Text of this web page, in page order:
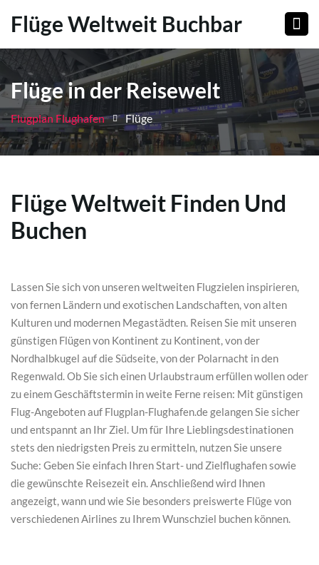
Flüge Weltweit Buchbar
Flüge in der Reisewelt
Flugplan Flughafen Flüge
Flüge Weltweit Finden Und
Buchen
Lassen Sie sich von unseren weltweiten Flugzielen inspirieren,
von fernen Ländern und exotischen Landschaften, von alten
Kulturen und modernen Megastädten. Reisen Sie mit unseren
günstigen Flügen von Kontinent zu Kontinent, von der
Nordhalbkugel auf die Südseite, von der Polarnacht in den
Regenwald. Ob Sie sich einen Urlaubstraum erfüllen wollen oder
zu einem Geschäftstermin in weite Ferne reisen: Mit günstigen
Flug-Angeboten auf Flugplan-Flughafen.de gelangen Sie sicher
und entspannt an Ihr Ziel. Um für Ihre Lieblingsdestinationen
stets den niedrigsten Preis zu ermitteln, nutzen Sie unsere
Suche: Geben Sie einfach Ihren Start- und Zielflughafen sowie
die gewünschte Reisezeit ein. Anschließend wird Ihnen
angezeigt, wann und wie Sie besonders preiswerte Flüge von
verschiedenen Airlines zu Ihrem Wunschziel buchen können.